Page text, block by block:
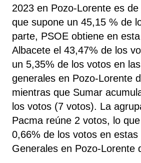
2023 en Pozo-Lorente es
que supone un 45,15 % de
parte, PSOE obtiene en
Albacete el 43,47% de los
un 5,35% de los votos en
generales en Pozo-Lorente
mientras que Sumar
los votos (7 votos). La
Pacma reúne 2 votos, lo
0,66% de los votos en estas
Generales en Pozo-Lorente